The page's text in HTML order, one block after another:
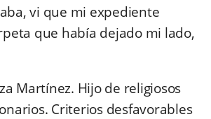
vi que mi expediente
que había dejado mi lado,
Martínez. Hijo de religiosos
Criterios desfavorables